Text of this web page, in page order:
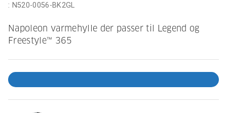
: N520-0056-BK2GL
Napoleon varmehylle der passer til Legend og
Freestyle™ 365